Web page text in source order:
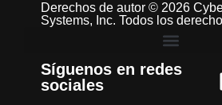
Derechos de autor © 2026
Systems, Inc. Todos los
Síguenos en redes
sociales